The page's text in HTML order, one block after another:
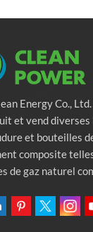
Energy Co.,
et vend
et bouteilles
composite
de gaz naturel
de lutte